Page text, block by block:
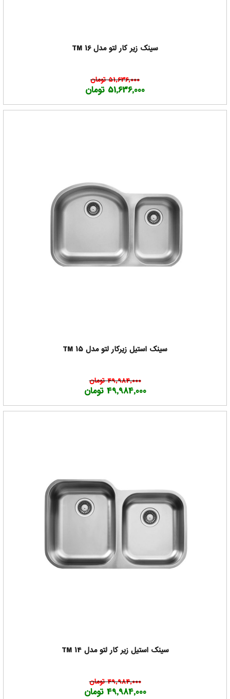
سینک زیر کار لتو مدل TM 16
51,636,000 تومان
51,636,000 تومان
سینک استیل زیرکار لتو مدل TM 15
49,984,000 تومان
49,984,000 تومان
سینک استیل زیر کار لتو مدل TM 14
49,984,000 تومان
49,984,000 تومان